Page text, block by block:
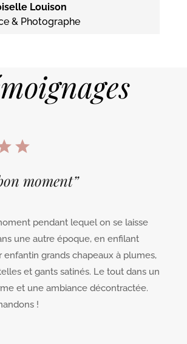
Louison
& Photographe
moment”
pendant lequel on se laisse
une autre époque, en enfilant
enfantin grands chapeaux à plumes,
et gants satinés. Le tout dans un
et une ambiance décontractée.
!